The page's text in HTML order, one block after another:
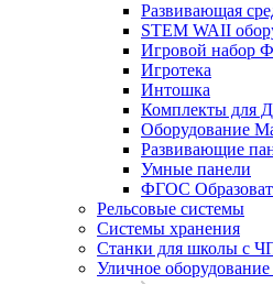
Развивающая
STEM WAII
Игровой набор
Игротека
Интошка
Комплекты для
Оборудование
Развивающие
Умные панели
ФГОС
Рельсовые системы
Системы хранения
Станки для школы с
Уличное оборудование